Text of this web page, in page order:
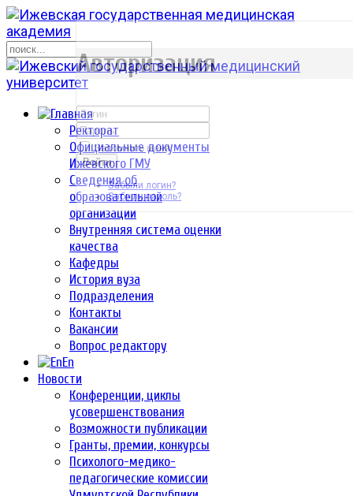
Ректорат
Официальные документы
Ижевского ГМУ
Сведения об
образовательной
организации
Внутренняя система оценки
качества
Кафедры
История вуза
Подразделения
Контакты
Вакансии
Вопрос редактору
En
Новости
Конференции, циклы
усовершенствования
Возможности публикации
Гранты, премии, конкурсы
Психолого-медико-
педагогические комиссии
р
Авторизация
Запомнить меня
Войти
Забыли логин?
Забыли пароль?